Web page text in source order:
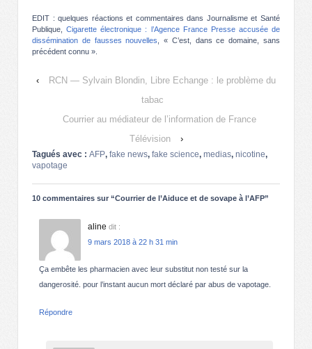
EDIT : quelques réactions et commentaires dans Journalisme et Santé
Publique,Cigarette électronique : l’Agence France Presse accusée de
dissémination de fausses nouvelles, « C’est, dans ce domaine, sans
précédent connu ».
‹
RCN — Sylvain Blondin, Libre Echange : le problème du
tabac
Courrier au médiateur de l’information de France
Télévision
›
Tagués avec : AFP, fake news, fake science, medias, nicotine,
vapotage
10 commentaires sur “Courrier de l’Aiduce et de sovape à l’AFP”
aline dit :
9 mars 2018 à 22 h 31 min
Ça embête les pharmacien avec leur substitut non testé sur la
dangerosité. pour l’instant aucun mort déclaré par abus de vapotage.
Répondre